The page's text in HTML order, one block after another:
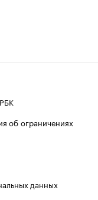
об ограничениях
данных